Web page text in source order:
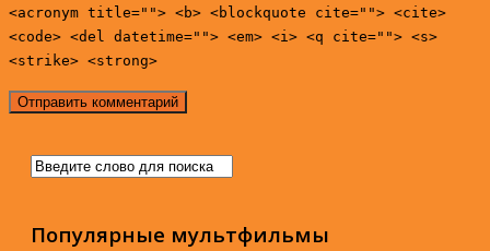
<acronym title=""> <b> <blockquote cite=""> <cite>
<code> <del datetime=""> <em> <i> <q cite=""> <s>
<strike> <strong>
Популярные мультфильмы